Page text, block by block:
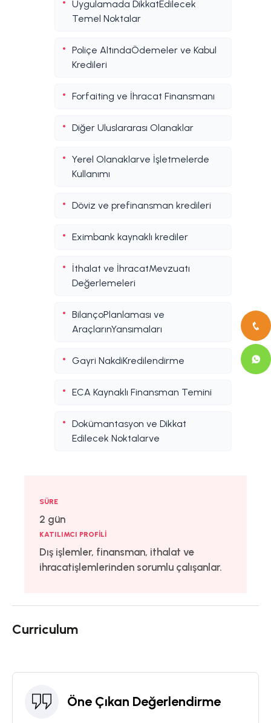
Uygulamada DikkatEdilecek
Temel Noktalar
Poliçe AltındaÖdemeler ve Kabul
Kredileri
Forfaiting ve İhracat Finansmanı
Diğer Uluslararası Olanaklar
Yerel Olanaklarve İşletmelerde
Kullanımı
Döviz ve prefinansman kredileri
Eximbank kaynaklı krediler
İthalat ve İhracatMevzuatı
Değerlemeleri
BilançoPlanlaması ve
AraçlarınYansımaları
Gayri NakdiKredilendirme
ECA Kaynaklı Finansman Temini
Dokümantasyon ve Dikkat
Edilecek Noktalarve
SÜRE
2 gün
KATILIMCI PROFILI
Dış işlemler, finansman, ithalat ve
ihracatişlemlerinden sorumlu çalışanlar.
Curriculum
Öne Çıkan Değerlendirme